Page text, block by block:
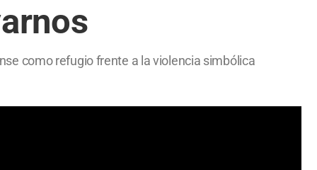
como refugio frente a la violencia simbólica